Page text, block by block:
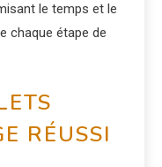
le temps et le
chaque étape de
RÉUSSI